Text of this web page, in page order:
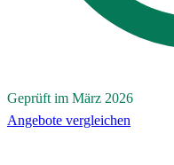
Geprüft im März 2026
Angebote vergleichen